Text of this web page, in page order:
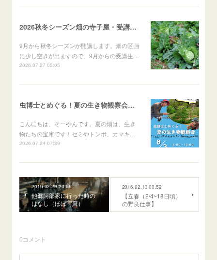
2026秋冬シーズン畑の寺子屋・受講者募集！
9月から秋冬シーズンが開講します。畑の区画
に少し空きが出ますので、9月からの受講生…
2026.07.27 05:05
虫博士とめぐる！夏の生き物観察会のご案内
こんにちは、そーやんです。夏の畑は、生き
物たちの宝庫です！セミやトンボ、カマキ…
2026.07.24 07:39
2016.02.29 20:56
他郷阿部家に行った時の
はなし（ほぼ写真）
2016.02.13 00:52
【立春（2/4~18日頃）
の野良仕事】
0コメント